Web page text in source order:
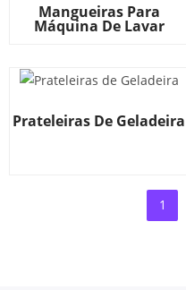
Mangueiras Para
Máquina De Lavar
Prateleiras De Geladeira
1